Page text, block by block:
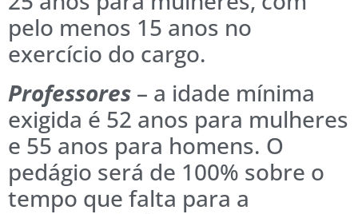
pelo menos 15 anos no
exercício do cargo.
Professores – a idade mínima
exigida é 52 anos para mulheres
e 55 anos para homens. O
pedágio será de 100% sobre o
tempo que falta para a